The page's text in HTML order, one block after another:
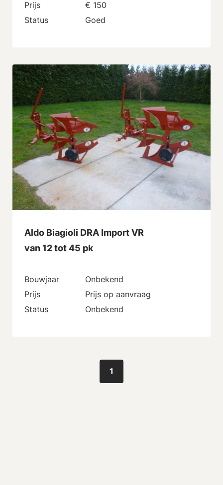
Prijs
€ 150
Status
Goed
Aldo Biagioli DRA Import VR
van 12 tot 45 pk
Bouwjaar
Onbekend
Prijs
Prijs op aanvraag
Status
Onbekend
1